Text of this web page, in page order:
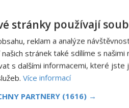
Řecku vliv i na kuchyni,
až do večerních hodin.
olivy. Kobědu mívají
olivami, fíkovou kaši a
stránky používají
reklam a analýze
stránek také sdílíme s
s dalšími informacemi, které
Více informací
PARTNERY (1616) →